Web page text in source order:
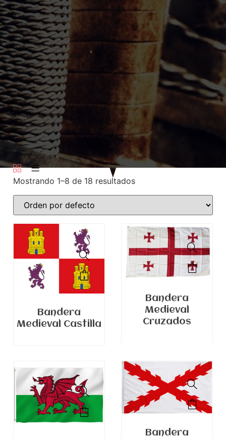
Mostrando 1–8 de 18 resultados
Bandera
Medieval Castilla
Bandera
Medieval
Cruzados
Bandera